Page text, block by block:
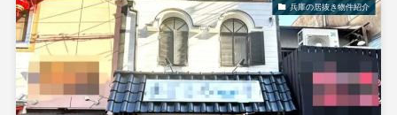
兵庫の居抜き物件紹介